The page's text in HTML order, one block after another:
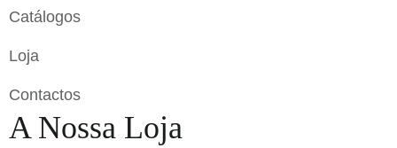
Catálogos
Loja
Contactos
A Nossa Loja